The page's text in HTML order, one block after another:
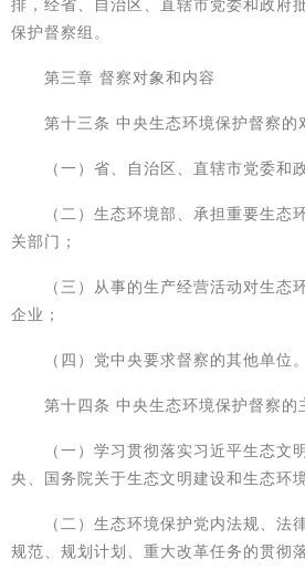
排，经省、自治区、直辖市党委和政府
保护督察组。
第三章 督察对象和内容
第十三条 中央生态环境保护督察的
（一）省、自治区、直辖市党委和政
（二）生态环境部、承担重要生态
关部门；
（三）从事的生产经营活动对生态
企业；
（四）党中央要求督察的其他单位。
第十四条 中央生态环境保护督察的
（一）学习贯彻落实习近平生态文明
央、国务院关于生态文明建设和生态环
（二）生态环境保护党内法规、法
规范、规划计划、重大改革任务的贯彻